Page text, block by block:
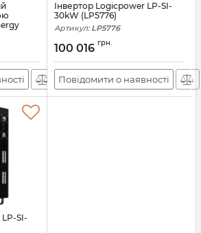
Інвертор Logicpower LP-SI-
30kW (LP5776)
Артикул: LP5776
100 016 грн.
Повідомити о наявності
SI-